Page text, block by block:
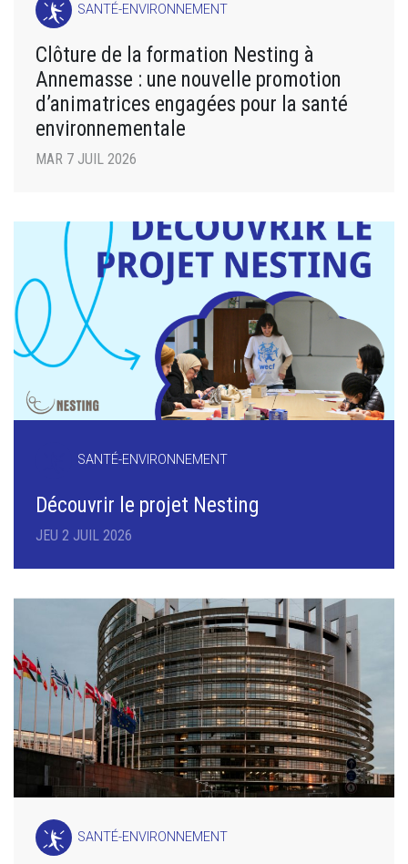
SANTÉ-ENVIRONNEMENT
Clôture de la formation Nesting à
Annemasse : une nouvelle promotion
d’animatrices engagées pour la santé
environnementale
MAR 7 JUIL 2026
SANTÉ-ENVIRONNEMENT
Découvrir le projet Nesting
JEU 2 JUIL 2026
SANTÉ-ENVIRONNEMENT